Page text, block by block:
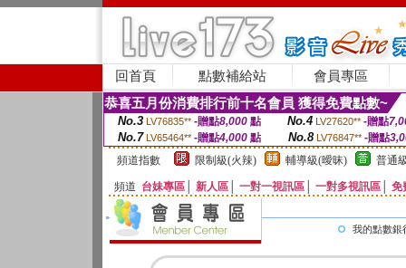
回首頁 點數補給站 會員專區
恭喜五月份消費排行前十名會員 獲得免費點數~
No.3 LV76835** -贈點8,000點 No.4 LV27620** -贈點
No.7 LV65464** -贈點4,000 點 No.8 LV76847** -贈點
頻道指數
限制級(火辣) 輔導級(曖昧) 普通
頻道 台妹專區 新人區 一對一視訊區 一對多視訊區 免
我的點數銀